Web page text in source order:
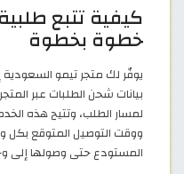
كيفية تتبع
خطوة بخطوة
يوفّر لك متجر تيمو
بيانات شحن الطلبات عبر
لمسار الطلب، وتتيح هذه
ووقت التوصيل المتوقع بكل
المستودع حتى وصولها إلى